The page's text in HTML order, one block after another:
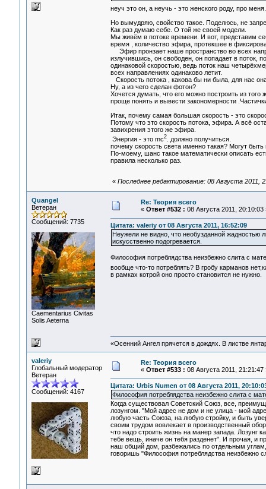
неуч это он, а неучь - это женского роду, про
Но вымудряю, свойство такое. Поделюсь, не
Как раз думаю себе. О той же своей модели.
Мы живём в потоке времени. И вот, представим
время , количество эфира, протекшее в
Эфир пронзает наше пространство во всех
излучившись, он свободен, он попадает в поток,
одинаковой скоростью, ведь поток наш
всех направлениях одинаково летит.
Скорость потока , какова бы ни была, для нас
Ну, а из чего сделан фотон?
Хочется думать, что его можно построить из
проще понять и вывести закономерности
Итак, почему самая большая скорость - это
Потому что это скорость потока, эфира. А всё
завихрения этого же эфира.
Энергия - это mc2. должно получиться.
почему скорость света именно такая? Могут
По-моему, шанс такое математически описать
правила несколько раз.
« Последнее редактирование: 08 Августа 2011,
Quangel
Ветеран
Сообщений: 7735
Сaementarius Civitas
Solis Aeterna
Re: Теория всего
« Ответ #532 : 08 Августа 2011, 20:10:03
Цитата: valeriy от 08 Августа 2011, 16:52:09
Неужели не видно, что необузданной жадностью
искусственно подогревается.
Философия потреблядства неизбежно слита с
вообще что-то потреблять? В гробу карманов
в рамках котрой оно просто становится не нужно.
«Осенний Ангел прячется в дождях. В листве
valeriy
Глобальный модератор
Ветеран
Сообщений: 4167
Re: Теория всего
« Ответ #533 : 08 Августа 2011, 21:21:47
Цитата: Urbis Numen от 08 Августа 2011,
Философия потреблядства неизбежно слита с
Когда существовал Советский Союз, все,
лозунгом. "Мой адрес не дом и не улица - мой
любую часть Союза, на любую стройку, и быть
своим трудом вовлекает в производственный
что надо строить жизнь на манер запада. Лозунг
тебе вещь, иначе он тебя разденет". И прочая, и
наш общий дом, разбежались по отдельным
говоришь "Философия потреблядства неизбежно